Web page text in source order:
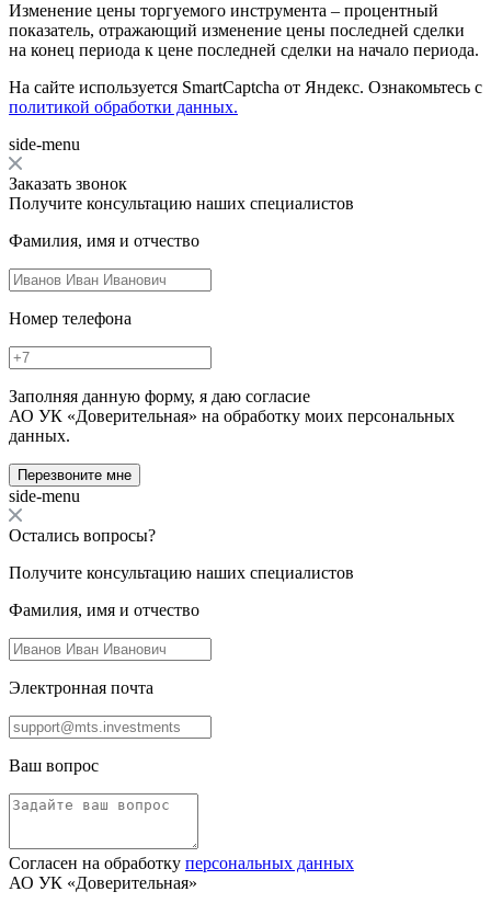
Изменение цены торгуемого инструмента – процентный
показатель, отражающий изменение цены последней сделки
на конец периода к цене последней сделки на начало периода.
На сайте используется SmartCaptcha от Яндекс. Ознакомьтесь с
политикой обработки данных.
side-menu
Заказать звонок
Получите консультацию наших специалистов
Фамилия, имя и отчество
Номер телефона
Заполняя данную форму, я даю согласие
АО УК «Доверительная» на обработку моих персональных
данных.
Перезвоните мне
side-menu
Остались вопросы?
Получите консультацию наших специалистов
Фамилия, имя и отчество
Электронная почта
Ваш вопрос
Согласен на обработку персональных данных
АО УК «Доверительная»